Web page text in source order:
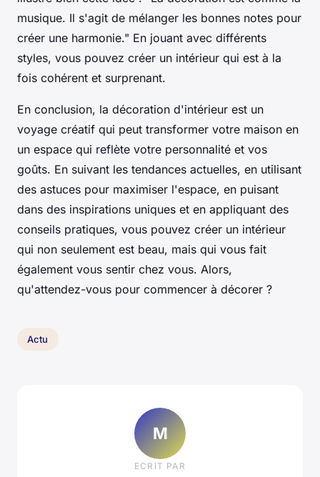
musique. Il s'agit de mélanger les bonnes notes pour
créer une harmonie." En jouant avec différents
styles, vous pouvez créer un intérieur qui est à la
fois cohérent et surprenant.
En conclusion, la décoration d'intérieur est un
voyage créatif qui peut transformer votre maison en
un espace qui reflète votre personnalité et vos
goûts. En suivant les tendances actuelles, en utilisant
des astuces pour maximiser l'espace, en puisant
dans des inspirations uniques et en appliquant des
conseils pratiques, vous pouvez créer un intérieur
qui non seulement est beau, mais qui vous fait
également vous sentir chez vous. Alors,
qu'attendez-vous pour commencer à décorer ?
Actu
M
ECRIT PAR